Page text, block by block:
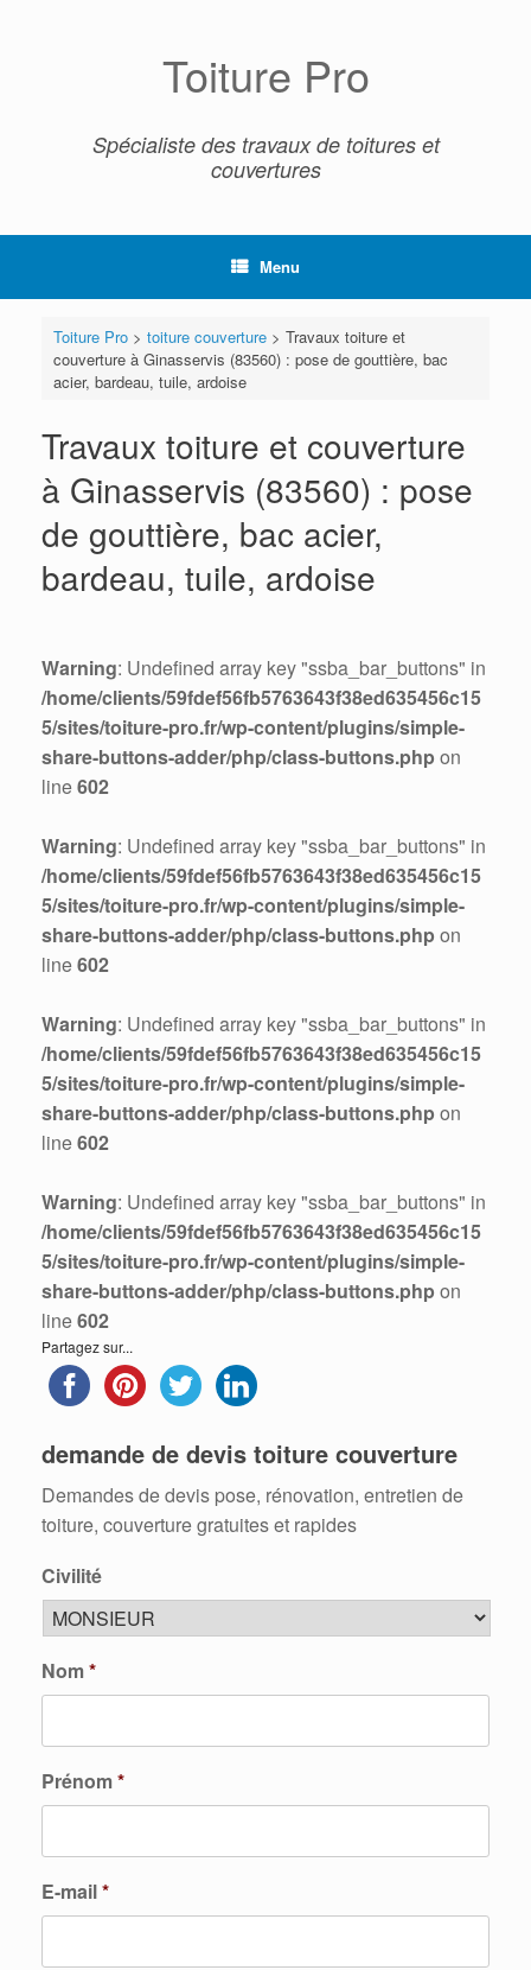
Toiture Pro
Spécialiste des travaux de toitures et
couvertures
Menu
Toiture Pro> toiture couverture> Travaux toiture et
couverture à Ginasservis (83560) : pose de gouttière, bac
acier, bardeau, tuile, ardoise
Travaux toiture et couverture
à Ginasservis (83560) : pose
de gouttière, bac acier,
bardeau, tuile, ardoise
Warning: Undefined array key "ssba_bar_buttons" in
/home/clients/59fdef56fb5763643f38ed635456c15
5/sites/toiture-pro.fr/wp-content/plugins/simple-
share-buttons-adder/php/class-buttons.php on
line602
Warning: Undefined array key "ssba_bar_buttons" in
/home/clients/59fdef56fb5763643f38ed635456c15
5/sites/toiture-pro.fr/wp-content/plugins/simple-
share-buttons-adder/php/class-buttons.php on
line602
Warning: Undefined array key "ssba_bar_buttons" in
/home/clients/59fdef56fb5763643f38ed635456c15
5/sites/toiture-pro.fr/wp-content/plugins/simple-
share-buttons-adder/php/class-buttons.php on
line602
Warning: Undefined array key "ssba_bar_buttons" in
/home/clients/59fdef56fb5763643f38ed635456c15
5/sites/toiture-pro.fr/wp-content/plugins/simple-
share-buttons-adder/php/class-buttons.php on
line602
Partagez sur...
demande de devis toiture couverture
Demandes de devis pose, rénovation, entretien de
toiture, couverture gratuites et rapides
Civilité
Nom*
Prénom*
E-mail*